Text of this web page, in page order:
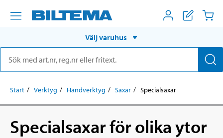
Välj varuhus
Start Verktyg Handverktyg Saxar Specialsaxar
Specialsaxar för olika ytor